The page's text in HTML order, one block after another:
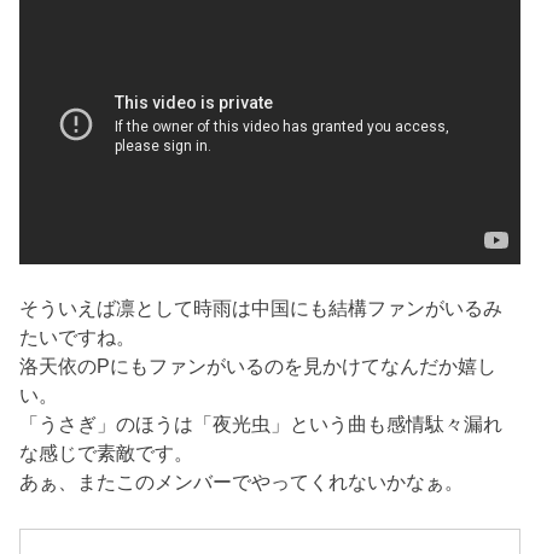
そういえば凛として時雨は中国にも結構ファンがいるみ
たいですね。
洛天依のPにもファンがいるのを見かけてなんだか嬉し
い。
「うさぎ」のほうは「夜光虫」という曲も感情駄々漏れ
な感じで素敵です。
あぁ、またこのメンバーでやってくれないかなぁ。